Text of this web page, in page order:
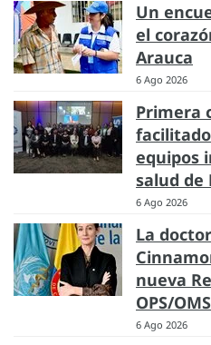
Un
el
Arauca
6 Ago 2026
Primera
equipos
salud de
6 Ago 2026
La
nueva
OPS/
6 Ago 2026